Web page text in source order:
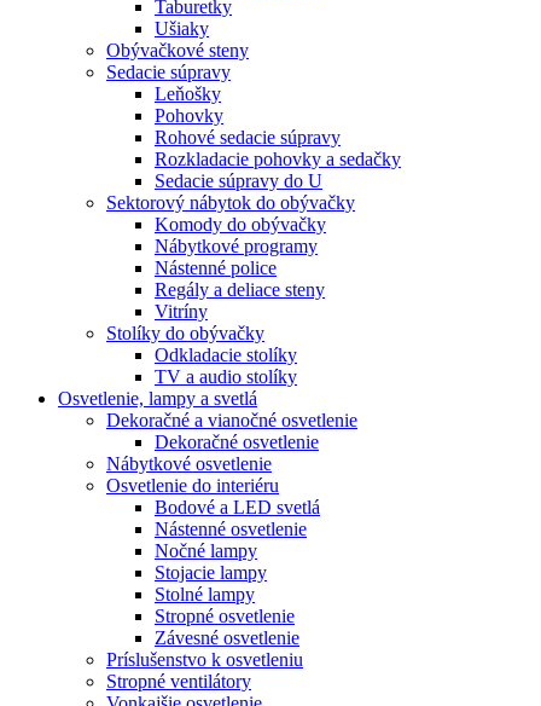
Taburetky
Ušiaky
Obývačkové steny
Sedacie súpravy
Leňošky
Pohovky
Rohové sedacie súpravy
Rozkladacie pohovky a sedačky
Sedacie súpravy do U
Sektorový nábytok do obývačky
Komody do obývačky
Nábytkové programy
Nástenné police
Regály a deliace steny
Vitríny
Stolíky do obývačky
Odkladacie stolíky
TV a audio stolíky
Osvetlenie, lampy a svetlá
Dekoračné a vianočné osvetlenie
Dekoračné osvetlenie
Nábytkové osvetlenie
Osvetlenie do interiéru
Bodové a LED svetlá
Nástenné osvetlenie
Nočné lampy
Stojacie lampy
Stolné lampy
Stropné osvetlenie
Závesné osvetlenie
Príslušenstvo k osvetleniu
Stropné ventilátory